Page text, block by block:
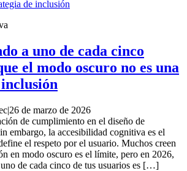
a uno de cada cinco
el modo oscuro no es una
|26 de marzo de 2026
de cumplimiento en el diseño de
embargo, la accesibilidad cognitiva es el
el respeto por el usuario. Muchos creen
en modo oscuro es el límite, pero en 2026,
de cada cinco de tus usuarios es […]